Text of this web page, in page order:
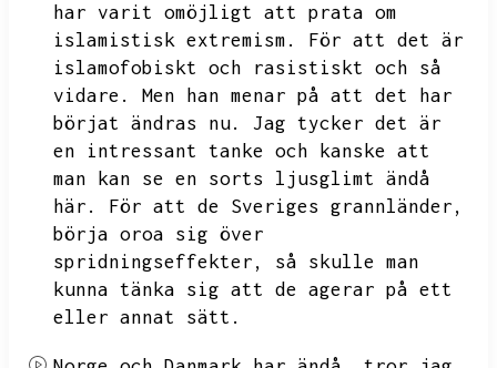
har varit omöjligt att prata om
islamistisk extremism.
För att det är
islamofobiskt och rasistiskt och så
vidare.
Men han menar på att det har
börjat ändras nu.
Jag tycker det är
en intressant tanke och kanske att
man kan se en sorts ljusglimt ändå
här.
För att de Sveriges grannländer,
börja oroa sig över
spridningseffekter,
så skulle man
kunna tänka sig att de agerar på ett
eller annat sätt.